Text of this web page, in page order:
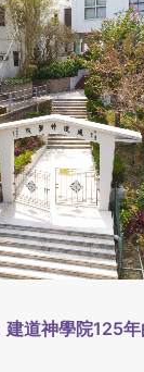
建道神學院125